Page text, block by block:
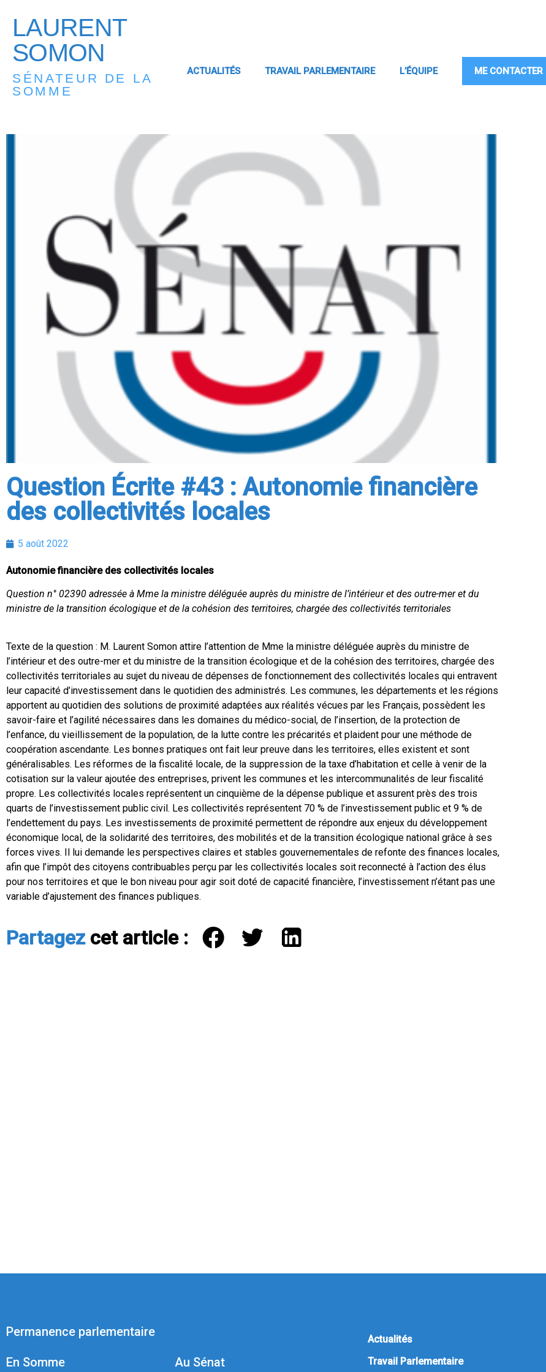
LAURENT
SOMON
SÉNATEUR DE LA
SOMME
ACTUALITÉS TRAVAIL PARLEMENTAIRE L’ÉQUIPE ME CONTACTER
Question Écrite #43 : Autonomie financière
des collectivités locales
5 août 2022
Autonomie financière des collectivités locales
Question n° 02390 adressée à Mme la ministre déléguée auprès du ministre de l’intérieur et des outre-mer et du
ministre de la transition écologique et de la cohésion des territoires, chargée des collectivités territoriales
Texte de la question : M. Laurent Somon attire l’attention de Mme la ministre déléguée auprès du ministre de
l’intérieur et des outre-mer et du ministre de la transition écologique et de la cohésion des territoires, chargée des
collectivités territoriales au sujet du niveau de dépenses de fonctionnement des collectivités locales qui entravent
leur capacité d’investissement dans le quotidien des administrés. Les communes, les départements et les régions
apportent au quotidien des solutions de proximité adaptées aux réalités vécues par les Français, possèdent les
savoir-faire et l’agilité nécessaires dans les domaines du médico-social, de l’insertion, de la protection de
l’enfance, du vieillissement de la population, de la lutte contre les précarités et plaident pour une méthode de
coopération ascendante. Les bonnes pratiques ont fait leur preuve dans les territoires, elles existent et sont
généralisables. Les réformes de la fiscalité locale, de la suppression de la taxe d’habitation et celle à venir de la
cotisation sur la valeur ajoutée des entreprises, privent les communes et les intercommunalités de leur fiscalité
propre. Les collectivités locales représentent un cinquième de la dépense publique et assurent près des trois
quarts de l’investissement public civil. Les collectivités représentent 70 % de l’investissement public et 9 % de
l’endettement du pays. Les investissements de proximité permettent de répondre aux enjeux du développement
économique local, de la solidarité des territoires, des mobilités et de la transition écologique national grâce à ses
forces vives. Il lui demande les perspectives claires et stables gouvernementales de refonte des finances locales,
afin que l’impôt des citoyens contribuables perçu par les collectivités locales soit reconnecté à l’action des élus
pour nos territoires et que le bon niveau pour agir soit doté de capacité financière, l’investissement n’étant pas une
variable d’ajustement des finances publiques.
Partagezcet article :
Permanence parlementaire
En Somme Au Sénat
Actualités
Travail Parlementaire